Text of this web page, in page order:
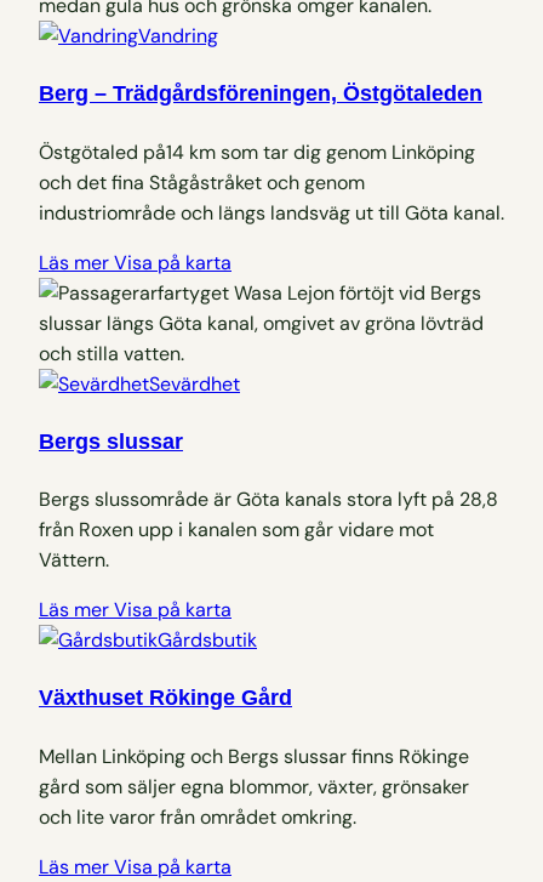
Vandring
Berg – Trädgårdsföreningen, Östgötaleden
Östgötaled på14 km som tar dig genom Linköping
och det fina Stågåstråket och genom
industriområde och längs landsväg ut till Göta kanal.
Läs merVisa på karta
Sevärdhet
Bergs slussar
Bergs slussområde är Göta kanals stora lyft på 28,8
från Roxen upp i kanalen som går vidare mot
Vättern.
Läs merVisa på karta
Gårdsbutik
Växthuset Rökinge Gård
Mellan Linköping och Bergs slussar finns Rökinge
gård som säljer egna blommor, växter, grönsaker
och lite varor från området omkring.
Läs merVisa på karta